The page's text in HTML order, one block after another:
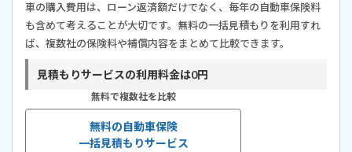
車の購入費用は、ローン返済額だけでなく、毎年の自動車保険料
も含めて考えることが大切です。無料の一括見積もりを利用すれ
ば、複数社の保険料や補償内容をまとめて比較できます。
見積もりサービスの利用料金は0円
無料で複数社を比較
無料の自動車保険
一括見積もりサービス